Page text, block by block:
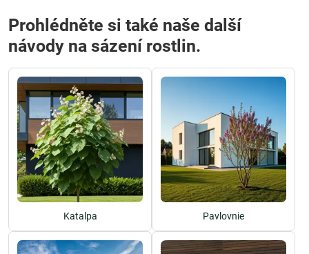
Prohlédněte si také naše další
návody na sázení rostlin.
Katalpa Pavlovnie